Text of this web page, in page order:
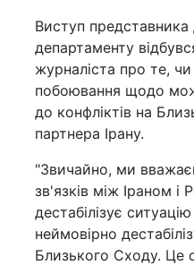
Виступ
департаменту
журналіста про те,
побоювання щодо
до конфліктів на
партнера Ірану.
"Звичайно, ми
зв'язків між Іраном і
дестабілізує
неймовірно
Близького Сходу. Це